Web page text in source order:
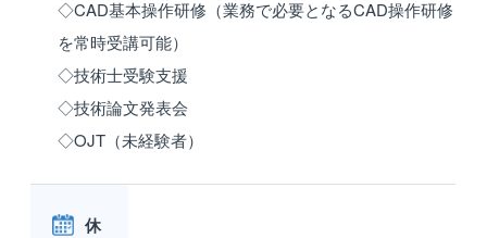
◇CAD基本操作研修（業務で必要となるCAD操作研修
を常時受講可能）
◇技術士受験支援
◇技術論文発表会
◇OJT（未経験者）
休